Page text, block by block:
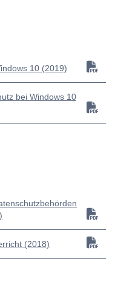
10 (2019)
bei Windows 10
(2018)